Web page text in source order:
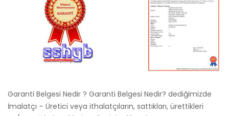
Garanti Belgesi Nedir ? Garanti Belgesi Nedir? dediğimizde
İmalatçı – Üretici veya ithalatçıların, sattıkları, ürettikleri